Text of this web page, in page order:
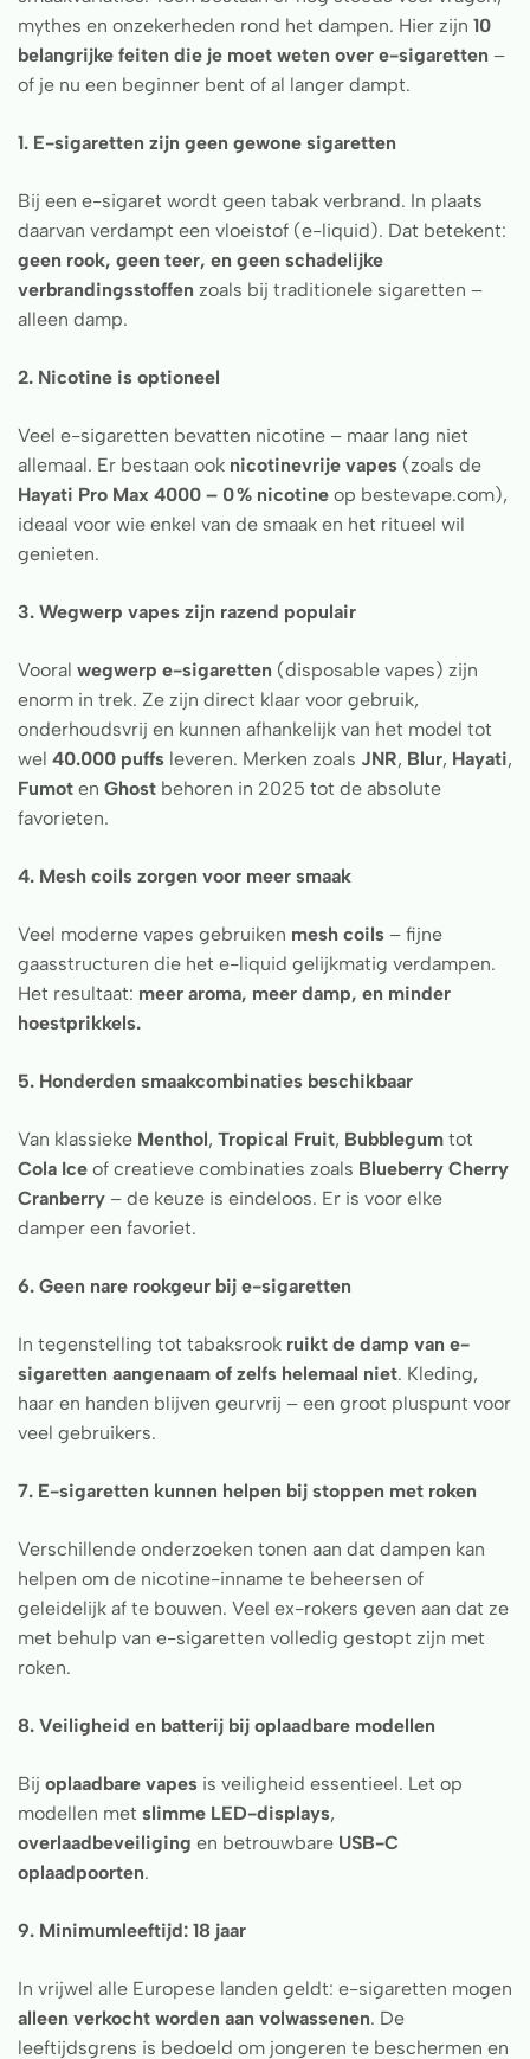
mythes en onzekerheden rond het dampen. Hier zijn 10
belangrijke feiten die je moet weten over e-sigaretten –
of je nu een beginner bent of al langer dampt.
1. E-sigaretten zijn geen gewone sigaretten
Bij een e-sigaret wordt geen tabak verbrand. In plaats
daarvan verdampt een vloeistof (e-liquid). Dat betekent:
geen rook, geen teer, en geen schadelijke
verbrandingsstoffen zoals bij traditionele sigaretten –
alleen damp.
2. Nicotine is optioneel
Veel e-sigaretten bevatten nicotine – maar lang niet
allemaal. Er bestaan ook nicotinevrije vapes (zoals de
Hayati Pro Max 4000 – 0 % nicotine op bestevape.com),
ideaal voor wie enkel van de smaak en het ritueel wil
genieten.
3. Wegwerp vapes zijn razend populair
Vooral wegwerp e-sigaretten (disposable vapes) zijn
enorm in trek. Ze zijn direct klaar voor gebruik,
onderhoudsvrij en kunnen afhankelijk van het model tot
wel 40.000 puffs leveren. Merken zoals JNR, Blur, Hayati,
Fumot en Ghost behoren in 2025 tot de absolute
favorieten.
4. Mesh coils zorgen voor meer smaak
Veel moderne vapes gebruiken mesh coils – fijne
gaasstructuren die het e-liquid gelijkmatig verdampen.
Het resultaat: meer aroma, meer damp, en minder
hoestprikkels.
5. Honderden smaakcombinaties beschikbaar
Van klassieke Menthol, Tropical Fruit, Bubblegum tot
Cola Ice of creatieve combinaties zoals Blueberry Cherry
Cranberry – de keuze is eindeloos. Er is voor elke
damper een favoriet.
6. Geen nare rookgeur bij e-sigaretten
In tegenstelling tot tabaksrook ruikt de damp van e-
sigaretten aangenaam of zelfs helemaal niet. Kleding,
haar en handen blijven geurvrij – een groot pluspunt voor
veel gebruikers.
7. E-sigaretten kunnen helpen bij stoppen met roken
Verschillende onderzoeken tonen aan dat dampen kan
helpen om de nicotine-inname te beheersen of
geleidelijk af te bouwen. Veel ex-rokers geven aan dat ze
met behulp van e-sigaretten volledig gestopt zijn met
roken.
8. Veiligheid en batterij bij oplaadbare modellen
Bij oplaadbare vapes is veiligheid essentieel. Let op
modellen met slimme LED-displays,
overlaadbeveiliging en betrouwbare USB-C
oplaadpoorten.
9. Minimumleeftijd: 18 jaar
In vrijwel alle Europese landen geldt: e-sigaretten mogen
alleen verkocht worden aan volwassenen. De
leeftijdsgrens is bedoeld om jongeren te beschermen en